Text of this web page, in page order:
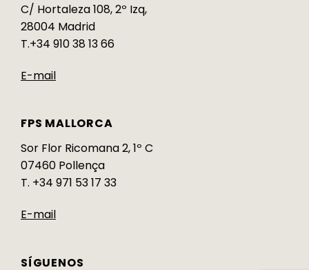
C/ Hortaleza 108, 2º Izq,
28004 Madrid
T.+34 910 38 13 66
E-mail
FPS MALLORCA
Sor Flor Ricomana 2, 1º C
07460 Pollença
T. +34 971 53 17 33
E-mail
SÍGUENOS